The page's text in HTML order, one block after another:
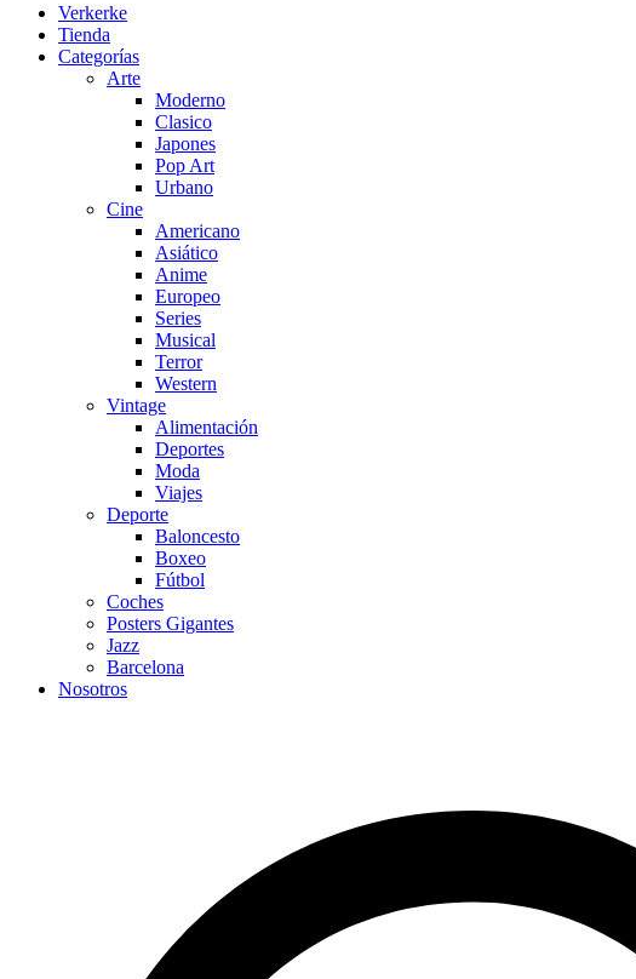
Verkerke
Tienda
Categorías
Arte
Moderno
Clasico
Japones
Pop Art
Urbano
Cine
Americano
Asiático
Anime
Europeo
Series
Musical
Terror
Western
Vintage
Alimentación
Deportes
Moda
Viajes
Deporte
Baloncesto
Boxeo
Fútbol
Coches
Posters Gigantes
Jazz
Barcelona
Nosotros